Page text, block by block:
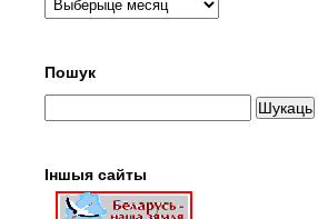
Пошук
Іншыя сайты